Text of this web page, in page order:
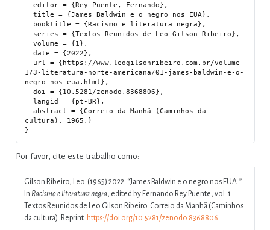
  editor = {Rey Puente, Fernando},
  title = {James Baldwin e o negro nos EUA},
  volume = {1},
  date = {2022},
1/3-literatura-norte-americana/01-james-baldwin-e-o-
negro-nos-eua.html},
  doi = {10.5281/zenodo.8368806},
  langid = {pt-BR},
  abstract = {Correio da Manhã (Caminhos da
cultura), 1965.}
Por favor, cite este trabalho como:
Gilson Ribeiro, Leo. (1965) 2022. “James Baldwin e o negro nos EUA .”
In Racismo e literatura negra, edited by Fernando Rey Puente, vol. 1.
Textos Reunidos de Leo Gilson Ribeiro. Correio da Manhã (Caminhos
da cultura). Reprint. https://doi.org/10.5281/zenodo.8368806.